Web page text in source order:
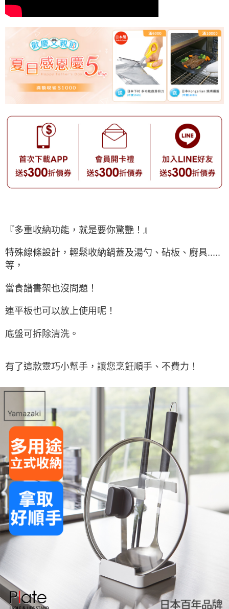
『多重收納功能，就是要你驚艷！』
特殊線條設計，輕鬆收納鍋蓋及湯勺、砧板、廚具.....
等，
當食譜書架也沒問題！
連平板也可以放上使用呢！
底盤可拆除清洗。
有了這款靈巧小幫手，讓您烹飪順手、不費力！